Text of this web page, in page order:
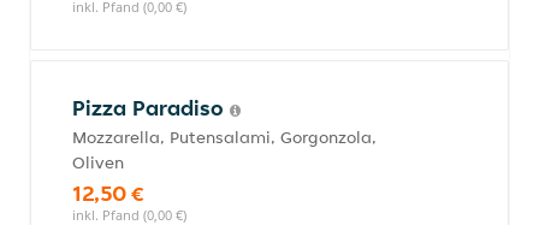
inkl. Pfand (0,00 €)
Pizza Paradiso
Mozzarella, Putensalami, Gorgonzola,
Oliven
12,50 €
inkl. Pfand (0,00 €)